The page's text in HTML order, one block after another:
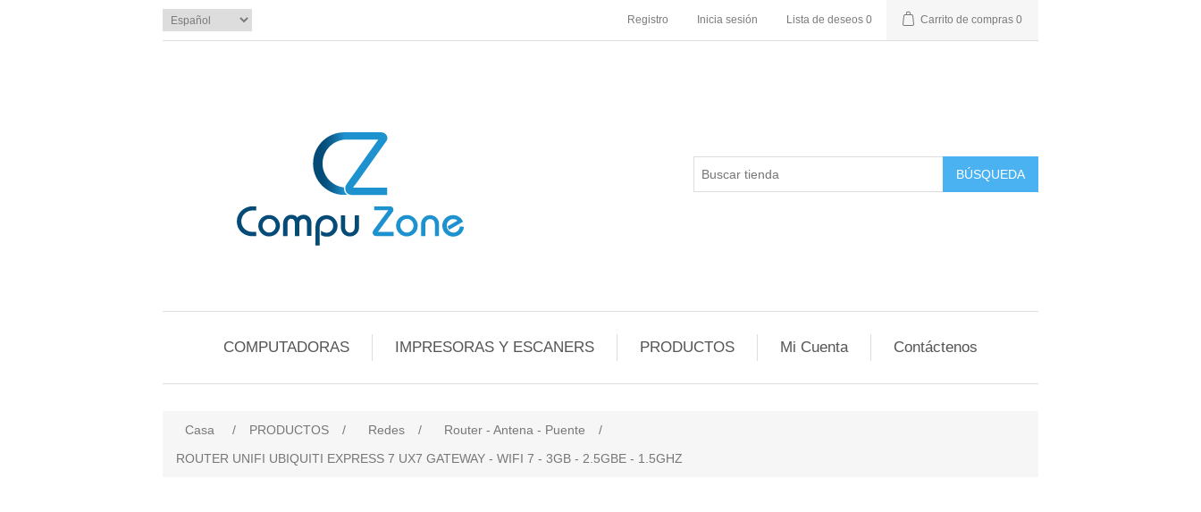
Registro Inicia sesión Lista de deseos 0 Carrito de compras 0
BÚSQUEDA
COMPUTADORAS IMPRESORAS Y ESCANERS PRODUCTOS Mi Cuenta Contáctenos
Casa / PRODUCTOS / Redes / Router - Antena - Puente
/
ROUTER UNIFI UBIQUITI EXPRESS 7 UX7 GATEWAY - WIFI 7 - 3GB - 2.5GBE - 1.5GHZ